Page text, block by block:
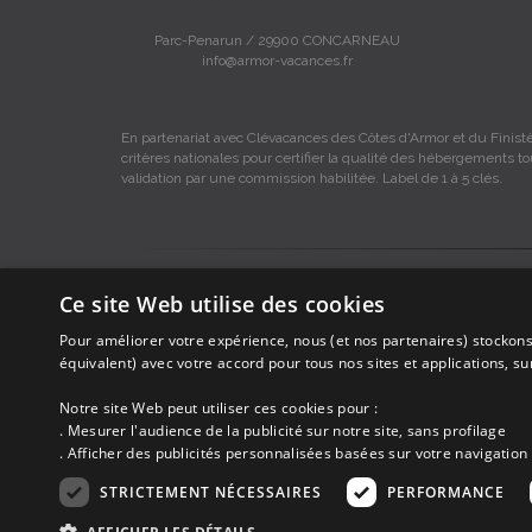
Parc-Penarun / 29900 CONCARNEAU
info@armor-vacances.fr
En partenariat avec Clévacances des Côtes d'Armor et du
critères nationales pour certifier la qualité des hébergements
validation par une commission habilitée. Label de 1 à 5 clés.
Armor-vacances.
Armor-vacances n'est pas un organisme et ne touche aucune
Avant de prendre possession du logement vous devez obtenir
ne correspond pas à ce qui y est mentionné ou pour d'autres
Ce site Web utilise des cookies
Pour améliorer votre expérience, nous (et nos partenaires)
équivalent) avec votre accord pour tous nos sites et applications,
Notre site Web peut utiliser ces cookies pour :
. Mesurer l'audience de la publicité sur notre site, sans profilage
. Afficher des publicités personnalisées basées sur votre
STRICTEMENT NÉCESSAIRES
PERFORMANCE